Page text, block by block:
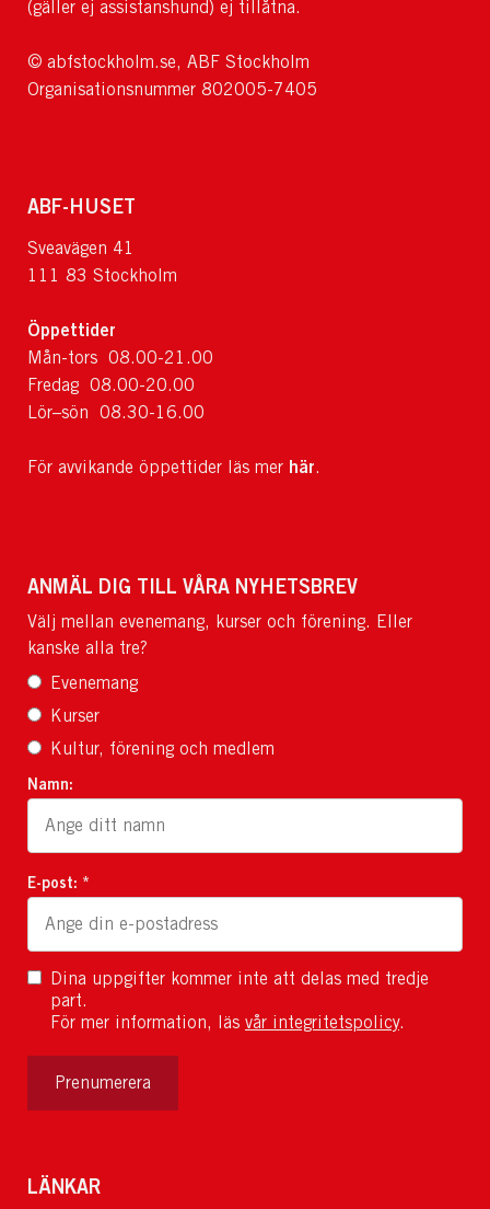
(gäller ej assistanshund) ej tillåtna.
© abfstockholm.se, ABF Stockholm
Organisationsnummer 802005-7405
ABF-HUSET
Sveavägen 41
111 83 Stockholm
Öppettider
Mån-tors 08.00-21.00
Fredag 08.00-20.00
Lör–sön 08.30-16.00
För avvikande öppettider läs mer här.
ANMÄL DIG TILL VÅRA NYHETSBREV
Välj mellan evenemang, kurser och förening. Eller
kanske alla tre?
Evenemang
Kurser
Kultur, förening och medlem
Namn:
E-post: *
Dina uppgifter kommer inte att delas med tredje
part.
För mer information, läs vår integritetspolicy.
Prenumerera
LÄNKAR